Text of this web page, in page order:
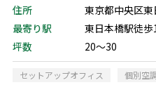
住所
東京都中央区
最寄り駅
東日本橋駅徒歩
坪数
20～30
セットアップオフィス 個別空